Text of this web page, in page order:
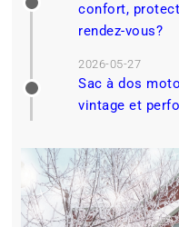
confort,
rendez-vous?
2026-05-27
Sac à dos
vintage et